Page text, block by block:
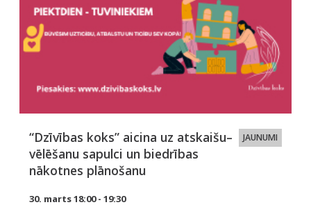
JAUNUMI
“Dzīvības koks” aicina uz atskaišu–
vēlēšanu sapulci un biedrības
nākotnes plānošanu
30. marts 18:00 - 19:30